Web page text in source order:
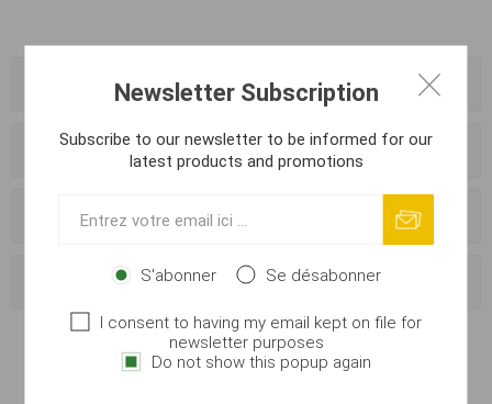
Catégories
Fabricants
Vendeurs
Tags fréquents
Newsletter Subscription
Subscribe to our newsletter to be informed for our
latest products and promotions
S'abonner Se désabonner
I consent to having my email kept on file for
newsletter purposes
Do not show this popup again